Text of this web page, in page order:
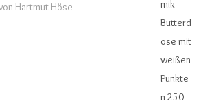
Hartmut Höse